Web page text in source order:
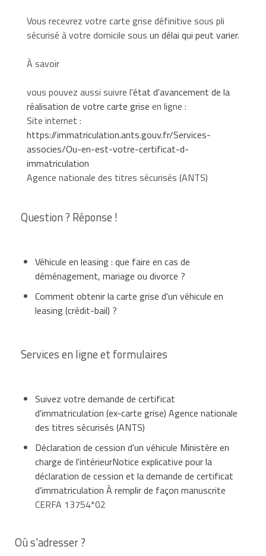
Vous recevrez votre carte grise définitive sous pli
sécurisé à votre domicile sous un délai qui peut varier.
À savoir
vous pouvez aussi suivre l'état d'avancement de la
réalisation de votre carte grise en ligne :
Site internet :
https://immatriculation.ants.gouv.fr/Services-
associes/Ou-en-est-votre-certificat-d-
immatriculation
Agence nationale des titres sécurisés (ANTS)
Question ? Réponse !
Véhicule en leasing : que faire en cas de
déménagement, mariage ou divorce ?
Comment obtenir la carte grise d'un véhicule en
leasing (crédit-bail) ?
Services en ligne et formulaires
Suivez votre demande de certificat
d'immatriculation (ex-carte grise) Agence nationale
des titres sécurisés (ANTS)
Déclaration de cession d'un véhicule Ministère en
charge de l'intérieurNotice explicative pour la
déclaration de cession et la demande de certificat
d'immatriculation À remplir de façon manuscrite
CERFA 13754*02
Où s'adresser ?